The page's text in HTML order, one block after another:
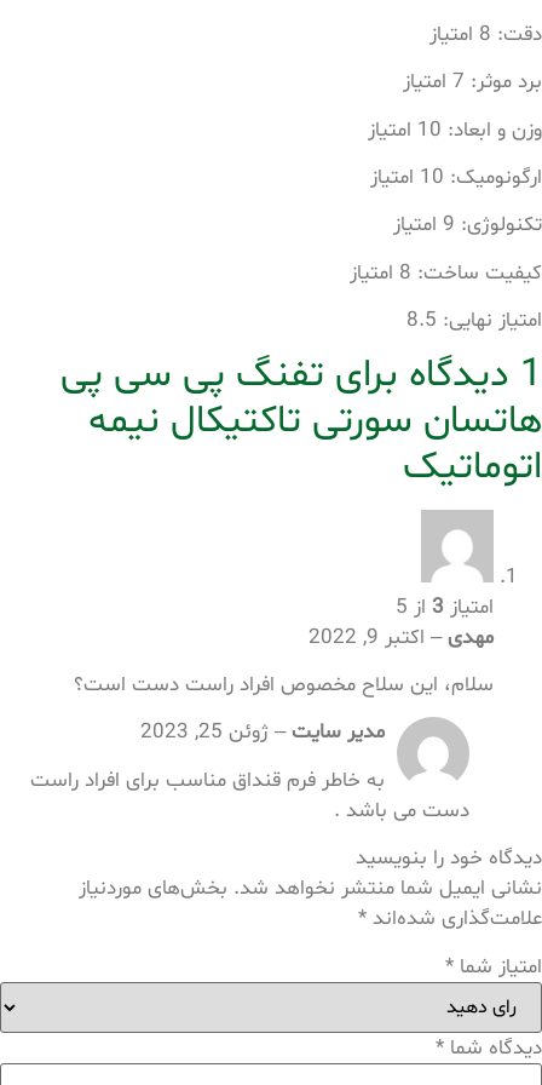
دقت: 8 امتیاز
برد موثر: 7 امتیاز
وزن و ابعاد: 10 امتیاز
ارگونومیک: 10 امتیاز
تکنولوژی: 9 امتیاز
کیفیت ساخت: 8 امتیاز
امتیاز نهایی: 8.5
1 دیدگاه برای
تفنگ پی سی پی
هاتسان سورتی تاکتیکال نیمه
اتوماتیک
امتیاز 3 از 5
مهدی– اکتبر 9, 2022
سلام، این سلاح مخصوص افراد راست دست است؟
مدیر سایت– ژوئن 25, 2023
به خاطر فرم قنداق مناسب برای افراد راست
دست می باشد .
دیدگاه خود را بنویسید
نشانی ایمیل شما منتشر نخواهد شد. بخش‌های موردنیاز
علامت‌گذاری شده‌اند *
امتیاز شما *
دیدگاه شما *